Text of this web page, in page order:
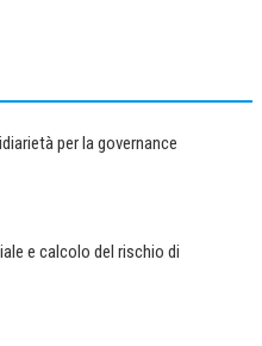
per la governance
e calcolo del rischio di